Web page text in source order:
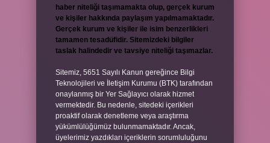
haber niteliği taşımamakta olup, gerçek kurum
ve kişiler hakkında paylaşım yapılmamaktadır.
Gerçek kurum ve kişiler ile isim benzerlikleri
tamamen tesadüfidir. Sitemizdeki bilgiler
taslak halindedir ve tavsiye niteliği taşımazlar.
Sitemiz, 5651 Sayılı Kanun gereğince Bilgi
Teknolojileri ve İletişim Kurumu (BTK) tarafından
onaylanmış bir Yer Sağlayıcı olarak hizmet
vermektedir. Bu nedenle, sitedeki içerikleri
proaktif olarak denetleme veya araştırma
yükümlülüğümüz bulunmamaktadır. Ancak,
üyelerimiz yazdıkları içeriklerin sorumluluğunu